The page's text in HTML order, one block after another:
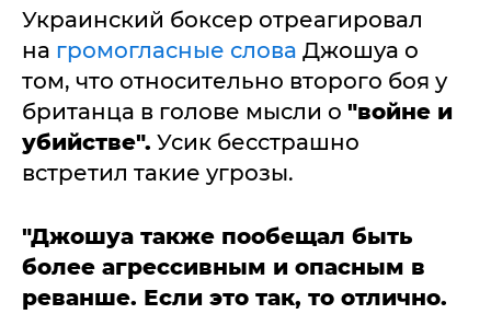
Украинский боксер отреагировал
на громогласные слова Джошуа о
том, что относительно второго боя у
британца в голове мысли о "войне и
убийстве". Усик бесстрашно
встретил такие угрозы.
"Джошуа также пообещал быть
более агрессивным и опасным в
реванше. Если это так, то отлично.